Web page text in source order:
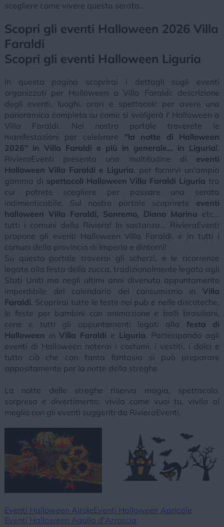
scegliere come vivere questa serata...
Scopri gli eventi Halloween 2026 Villa
Faraldi
Scopri gli eventi Halloween Liguria
In questa pagina scoprirai i dettagli sugli eventi
organizzati per Halloween a Villa Faraldi: descrizione
degli eventi, luoghi, orari e spettacoli; per avere una
panoramica completa su come si svolgerà l' Halloween a
Villa Faraldi. Nel nostro portale troverete le
manifestazioni per celebrare "la notte di Halloween
2026" in Villa Faraldi e più in generale... in Liguria!.
RivieraEventi presenta una moltitudine di eventi
Halloween Villa Faraldi e Liguria, per fornirvi un'ampia
gamma di spettacoli Halloween Villa Faraldi Liguria tra
cui potrete scegliere per passare una serata
indimenticabile. Sul nostro portale scoprirete eventi
halloween Villa Faraldi, Sanremo, Diano Marina etc...
tutti i comuni della Riviera! In sostanza... RivieraEventi
propone gli eventi Halloween Villa Faraldi, e in tutti i
comuni della provincia di Imperia e dintorni!
Su questo portale troverai gli scherzi, e le ricorrenze
legate alla festa della zucca, tradizionalmente legata agli
Stati Uniti ma negli ultimi anni divenuta appuntamento
imperdibile del calendario del consumismo inVilla
Faraldi. Scoprirai tutte le feste nei pub e nelle discoteche,
le feste per bambini con animazione e balli brasiliani,
cene e tutti gli appuntamenti legati alla festa di
Halloween inVilla Faraldi e Liguria. Partecipando agli
eventi di Halloween noterai i costumi, i vestiti, i dolci e
tutto ciò che con tanta fantasia si può preparare
appositamente per la notte della streghe.
La notte delle streghe riserva magia, spettacolo,
sorpresa e divertimento: vivila come vuoi tu, vivila al
meglio con gli eventi suggeriti da RivieraEventi.
Eventi Halloween AiroleEventi Halloween Apricale
Eventi Halloween Aquila d'Arroscia